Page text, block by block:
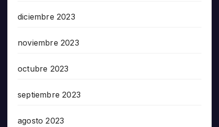
diciembre 2023
noviembre 2023
octubre 2023
septiembre 2023
agosto 2023